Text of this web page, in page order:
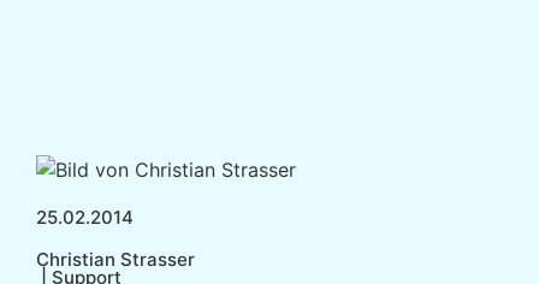
25.02.2014
Christian Strasser
Support